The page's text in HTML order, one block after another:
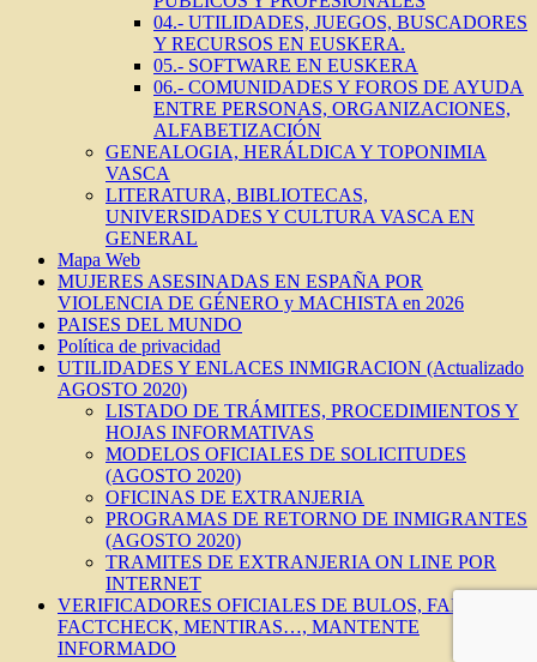
04.- UTILIDADES, JUEGOS, BUSCADORES
Y RECURSOS EN EUSKERA.
05.- SOFTWARE EN EUSKERA
06.- COMUNIDADES Y FOROS DE AYUDA
ENTRE PERSONAS, ORGANIZACIONES,
ALFABETIZACIÓN
GENEALOGIA, HERÁLDICA Y TOPONIMIA
VASCA
LITERATURA, BIBLIOTECAS,
UNIVERSIDADES Y CULTURA VASCA EN
GENERAL
Mapa Web
MUJERES ASESINADAS EN ESPAÑA POR
VIOLENCIA DE GÉNERO y MACHISTA en 2026
PAISES DEL MUNDO
Política de privacidad
UTILIDADES Y ENLACES INMIGRACION (Actualizado
AGOSTO 2020)
LISTADO DE TRÁMITES, PROCEDIMIENTOS Y
HOJAS INFORMATIVAS
MODELOS OFICIALES DE SOLICITUDES
(AGOSTO 2020)
OFICINAS DE EXTRANJERIA
PROGRAMAS DE RETORNO DE INMIGRANTES
(AGOSTO 2020)
TRAMITES DE EXTRANJERIA ON LINE POR
INTERNET
VERIFICADORES OFICIALES DE BULOS, FAKES,
FACTCHECK, MENTIRAS…, MANTENTE
INFORMADO